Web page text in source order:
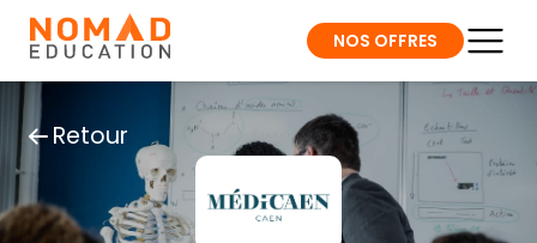
NOS OFFRES
Retour